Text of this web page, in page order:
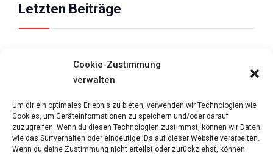
Cookie-Zustimmung
verwalten
Um dir ein optimales Erlebnis zu bieten, verwenden wir Technologien wie
Cookies, um Geräteinformationen zu speichern und/oder darauf
zuzugreifen. Wenn du diesen Technologien zustimmst, können wir Daten
wie das Surfverhalten oder eindeutige IDs auf dieser Website verarbeiten.
Wenn du deine Zustimmung nicht erteilst oder zurückziehst, können
Letzten Beiträge
mit Chancen
10. Mai 2026
Personalagentur Schweiz: Wann externe
Personalbeschaffung für KMU lohnt
9. Mai 2026